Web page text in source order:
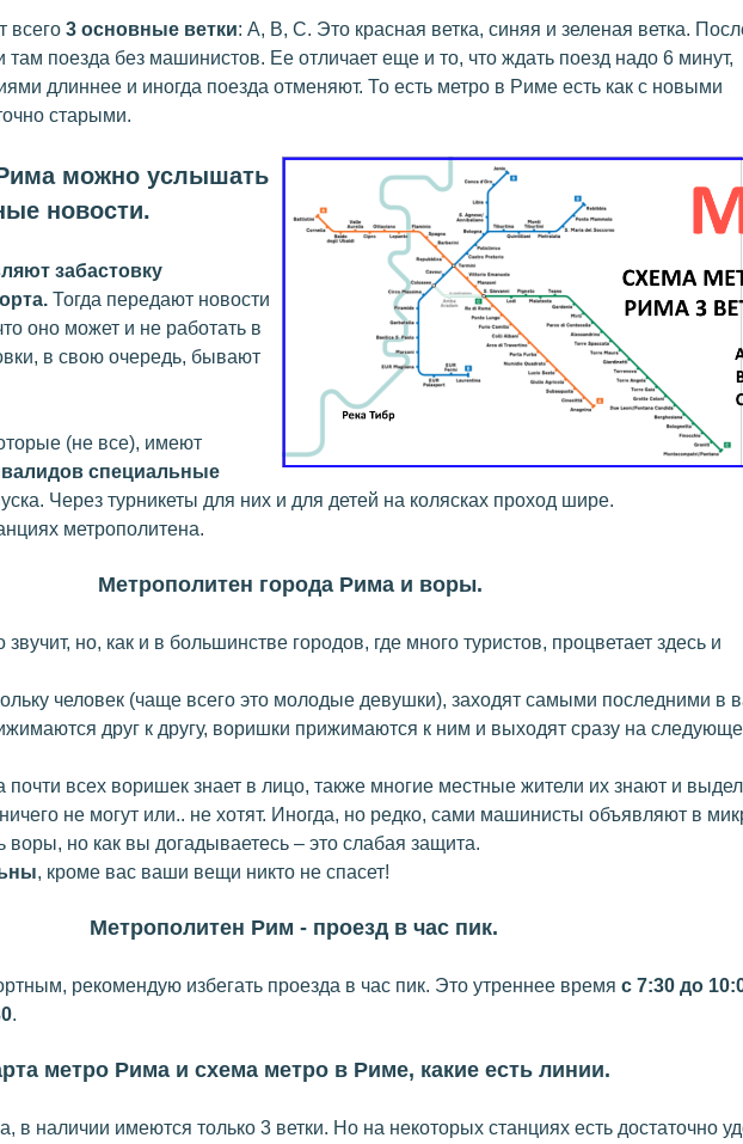
всего 3 основные ветки: А, В, С. Это красная ветка, синяя и зеленая ветка.
там поезда без машинистов. Ее отличает еще и то, что ждать поезд надо 6 минут,
длиннее и иногда поезда отменяют. То есть метро в Риме есть как с новыми
старыми.
можно услышать
новости.
забастовку
Тогда передают новости
оно может и не работать в
в свою очередь, бывают
(не все), имеют
специальные
Через турникеты для них и для детей на колясках проход шире.
метрополитена.
Метрополитен города Рима и воры.
но, как и в большинстве городов, где много туристов, процветает здесь и
человек (чаще всего это молодые девушки), заходят самыми последними в
друг к другу, воришки прижимаются к ним и выходят сразу на
почти всех воришек знает в лицо, также многие местные жители их знают и
не могут или.. не хотят. Иногда, но редко, сами машинисты объявляют в
воры, но как вы догадываетесь – это слабая защита.
, кроме вас ваши вещи никто не спасет!
Метрополитен Рим - проезд в час пик.
рекомендую избегать проезда в час пик. Это утреннее время с 7:30 до
.
метро Рима и схема метро в Риме, какие есть линии.
в наличии имеются только 3 ветки. Но на некоторых станциях есть достаточно